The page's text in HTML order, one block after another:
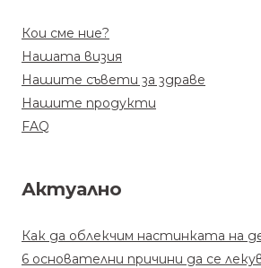
Кои сме ние?
Нашата визия
Нашите съвети за здраве
Нашите продукти
FAQ
Актуално
Как да облекчим настинката на
6 основателни причини да се